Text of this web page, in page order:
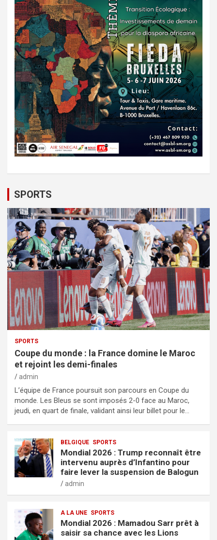
SPORTS
SPORTS
Coupe du monde : la France domine le Maroc
et rejoint les demi-finales
admin
L’équipe de France poursuit son parcours en Coupe du
monde. Les Bleus se sont imposés 2-0 face au Maroc,
jeudi, en quart de finale, validant ainsi leur billet pour le…
BELGIQUE SPORTS
Mondial 2026 : Trump reconnaît être
intervenu auprès d’Infantino pour
faire lever la suspension de Balogun
admin
A LA UNE SPORTS
Mondial 2026 : Mamadou Sarr prêt à
saisir sa chance avec les Lions